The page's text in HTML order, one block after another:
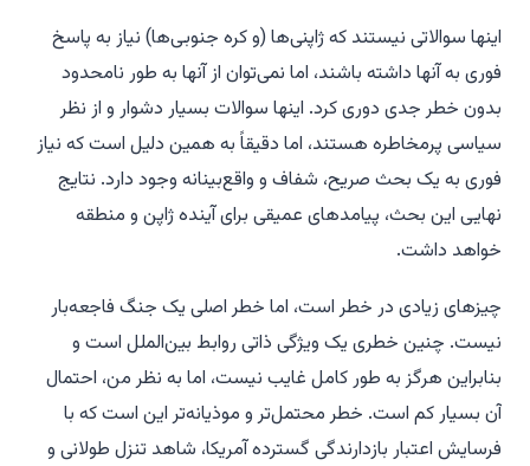
اینها سوالاتی نیستند که ژاپنی‌ها (و کره جنوبی‌ها) نیاز به پاسخ
فوری به آنها داشته باشند، اما نمی‌توان از آنها به طور نامحدود
بدون خطر جدی دوری کرد. اینها سوالات بسیار دشوار و از نظر
سیاسی پرمخاطره هستند، اما دقیقاً به همین دلیل است که نیاز
فوری به یک بحث صریح، شفاف و واقع‌بینانه وجود دارد. نتایج
نهایی این بحث، پیامدهای عمیقی برای آینده ژاپن و منطقه
خواهد داشت.
چیزهای زیادی در خطر است، اما خطر اصلی یک جنگ فاجعه‌بار
نیست. چنین خطری یک ویژگی ذاتی روابط بین‌الملل است و
بنابراین هرگز به طور کامل غایب نیست، اما به نظر من، احتمال
آن بسیار کم است. خطر محتمل‌تر و موذیانه‌تر این است که با
فرسایش اعتبار بازدارندگی گسترده آمریکا، شاهد تنزل طولانی و